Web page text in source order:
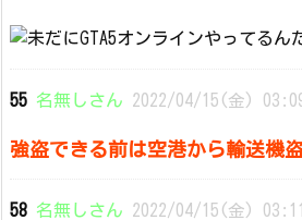
55 名無しさん 2022/04/15(金)
強盗できる前は空港から輸送機
58 名無しさん 2022/04/15(金)